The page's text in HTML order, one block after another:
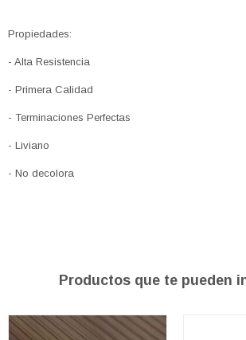
Propiedades:
- Alta Resistencia
- Primera Calidad
- Terminaciones Perfectas
- Liviano
- No decolora
Productos que te pueden